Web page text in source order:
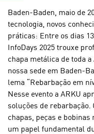
Baden-Baden, maio de
tecnologia, novos
práticas: Entre os dias
InfoDays 2025 trouxe
chapa metálica de toda
nossa sede em Baden-
lema “Rebarbação em
Nesse evento a ARKU
soluções de
chapas, peças e
um papel fundamental